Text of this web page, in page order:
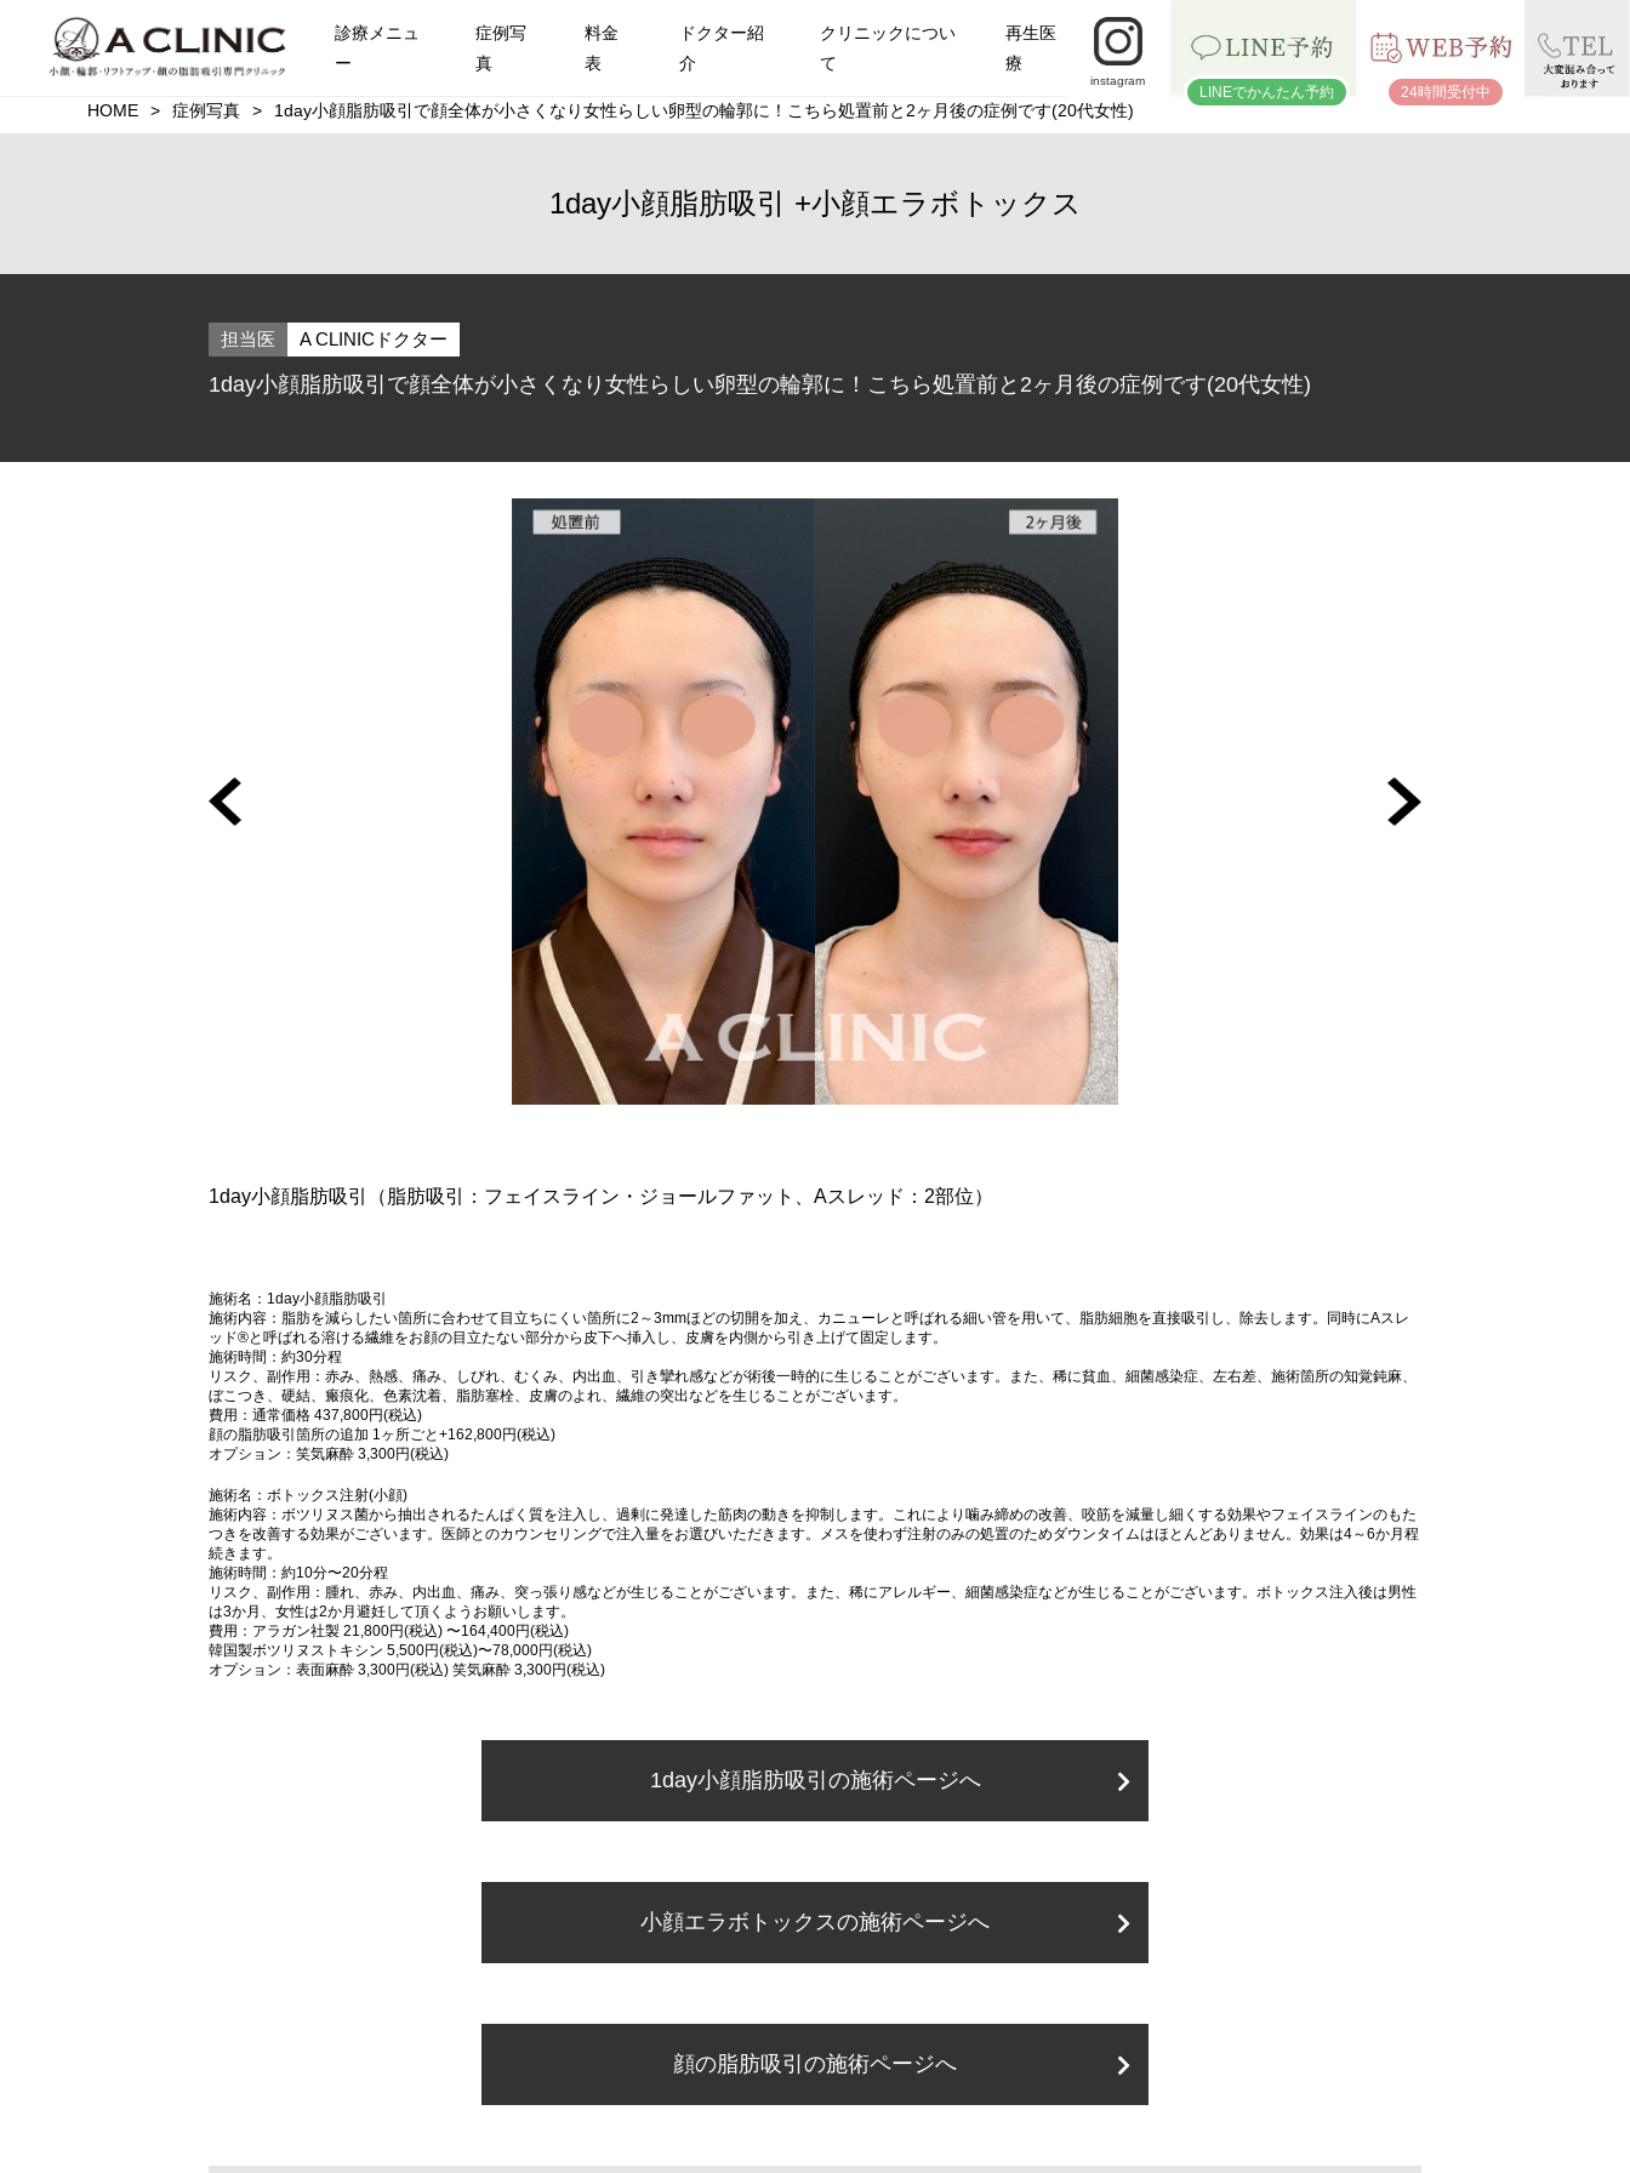
診療メニュ
ー
症例写
真
料金
表
ドクター紹
介
クリニックについ
て
再生医
療
instagram
LINEでかんたん予約 24時間受付中
HOME 症例写真 1day小顔脂肪吸引で顔全体が小さくなり女性らしい卵型の輪郭に！こちら処置前と2ヶ月後の症例です(20代女性)
1day小顔脂肪吸引 小顔エラボトックス
担当医 A CLINICドクター
1day小顔脂肪吸引で顔全体が小さくなり女性らしい卵型の輪郭に！こちら処置前と2ヶ月後の症例です(20代女性)
1day小顔脂肪吸引（脂肪吸引：フェイスライン・ジョールファット、Aスレッド：2部位）
施術名：1day小顔脂肪吸引
施術内容：脂肪を減らしたい箇所に合わせて目立ちにくい箇所に2～3mmほどの切開を加え、カニューレと呼ばれる細い管を用いて、脂肪細胞を直接吸引し、除去します。同時にAスレ
ッド®と呼ばれる溶ける繊維をお顔の目立たない部分から皮下へ挿入し、皮膚を内側から引き上げて固定します。
施術時間：約30分程
リスク、副作用：赤み、熱感、痛み、しびれ、むくみ、内出血、引き攣れ感などが術後一時的に生じることがございます。また、稀に貧血、細菌感染症、左右差、施術箇所の知覚鈍麻、
ぼこつき、硬結、瘢痕化、色素沈着、脂肪塞栓、皮膚のよれ、繊維の突出などを生じることがございます。
費用：通常価格 437,800円(税込)
顔の脂肪吸引箇所の追加 1ヶ所ごと+162,800円(税込)
オプション：笑気麻酔 3,300円(税込)
施術名：ボトックス注射(小顔)
施術内容：ボツリヌス菌から抽出されるたんぱく質を注入し、過剰に発達した筋肉の動きを抑制します。これにより噛み締めの改善、咬筋を減量し細くする効果やフェイスラインのもた
つきを改善する効果がございます。医師とのカウンセリングで注入量をお選びいただきます。メスを使わず注射のみの処置のためダウンタイムはほとんどありません。効果は4～6か月程
続きます。
施術時間：約10分〜20分程
リスク、副作用：腫れ、赤み、内出血、痛み、突っ張り感などが生じることがございます。また、稀にアレルギー、細菌感染症などが生じることがございます。ボトックス注入後は男性
は3か月、女性は2か月避妊して頂くようお願いします。
費用：アラガン社製 21,800円(税込) 〜164,400円(税込)
韓国製ボツリヌストキシン 5,500円(税込)〜78,000円(税込)
オプション：表面麻酔 3,300円(税込) 笑気麻酔 3,300円(税込)
1day小顔脂肪吸引の施術ページへ
小顔エラボトックスの施術ページへ
顔の脂肪吸引の施術ページへ